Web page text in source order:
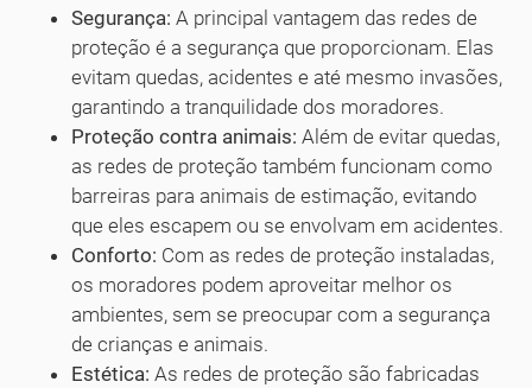
Segurança: A principal vantagem das redes de
proteção é a segurança que proporcionam. Elas
evitam quedas, acidentes e até mesmo invasões,
garantindo a tranquilidade dos moradores.
Proteção contra animais: Além de evitar quedas,
as redes de proteção também funcionam como
barreiras para animais de estimação, evitando
que eles escapem ou se envolvam em acidentes.
Conforto: Com as redes de proteção instaladas,
os moradores podem aproveitar melhor os
ambientes, sem se preocupar com a segurança
de crianças e animais.
Estética: As redes de proteção são fabricadas